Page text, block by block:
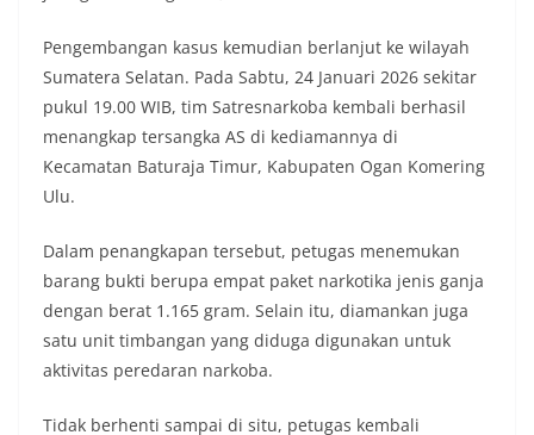
Pengembangan kasus kemudian berlanjut ke wilayah
Sumatera Selatan. Pada Sabtu, 24 Januari 2026 sekitar
pukul 19.00 WIB, tim Satresnarkoba kembali berhasil
menangkap tersangka AS di kediamannya di
Kecamatan Baturaja Timur, Kabupaten Ogan Komering
Ulu.
Dalam penangkapan tersebut, petugas menemukan
barang bukti berupa empat paket narkotika jenis ganja
dengan berat 1.165 gram. Selain itu, diamankan juga
satu unit timbangan yang diduga digunakan untuk
aktivitas peredaran narkoba.
Tidak berhenti sampai di situ, petugas kembali